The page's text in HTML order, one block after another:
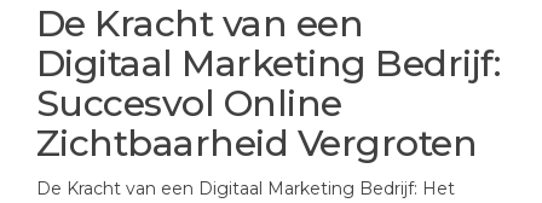
De Kracht van een
Digitaal Marketing Bedrijf:
Succesvol Online
Zichtbaarheid Vergroten
De Kracht van een Digitaal Marketing Bedrijf: Het